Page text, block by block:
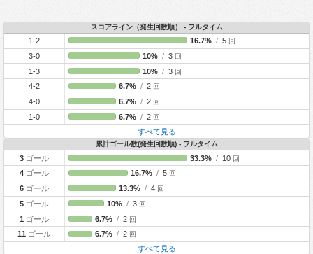
スコアライン（発生回数順） - フルタイム
1-2 16.7% /5 回
3-0 10% /3 回
1-3 10% /3 回
4-2 6.7% /2 回
4-0 6.7% /2 回
1-0 6.7% /2 回
すべて見る
累計ゴール数(発生回数順) - フルタイム
3 ゴール 33.3% /10 回
4 ゴール 16.7% /5 回
6 ゴール 13.3% /4 回
5 ゴール 10% /3 回
1 ゴール 6.7% /2 回
11 ゴール 6.7% /2 回
すべて見る